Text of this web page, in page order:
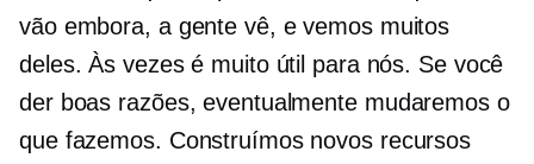
vão embora, a gente vê, e vemos muitos
deles. Às vezes é muito útil para nós. Se você
der boas razões, eventualmente mudaremos o
que fazemos. Construímos novos recursos